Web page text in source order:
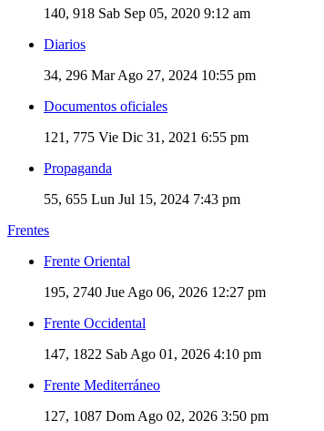
140, 918 Sab Sep 05, 2020 9:12 am
Diarios
34, 296 Mar Ago 27, 2024 10:55 pm
Documentos oficiales
121, 775 Vie Dic 31, 2021 6:55 pm
Propaganda
55, 655 Lun Jul 15, 2024 7:43 pm
Frentes
Frente Oriental
195, 2740 Jue Ago 06, 2026 12:27 pm
Frente Occidental
147, 1822 Sab Ago 01, 2026 4:10 pm
Frente Mediterráneo
127, 1087 Dom Ago 02, 2026 3:50 pm